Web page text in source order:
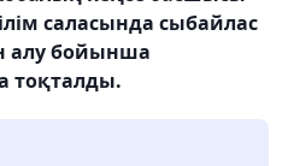
саласында сыбайлас
алу бойынша
тоқталды.